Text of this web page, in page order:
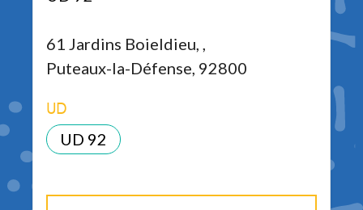
61 Jardins Boieldieu, ,
Puteaux-la-Défense, 92800
UD
UD 92